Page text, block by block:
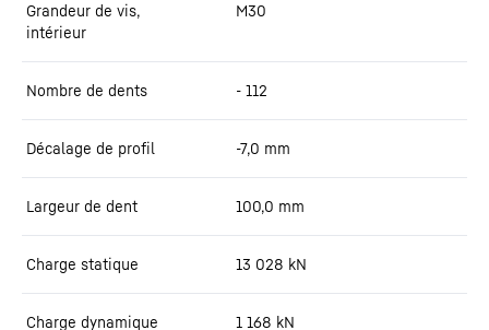
Grandeur de vis,
intérieur
M30
Nombre de dents - 112
Décalage de profil -7,0 mm
Largeur de dent 100,0 mm
Charge statique 13 028 kN
Charge dynamique 1 168 kN